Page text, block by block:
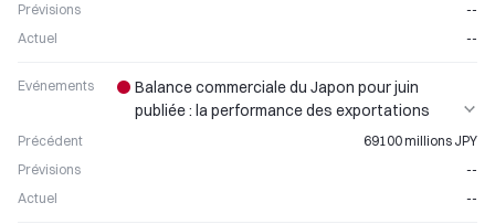
Prévisions
--
Actuel
--
Evénements
Balance commerciale du Japon pour juin
publiée : la performance des exportations
influence les mouvements du yen
Précédent
69100 millions JPY
Prévisions
--
Actuel
--